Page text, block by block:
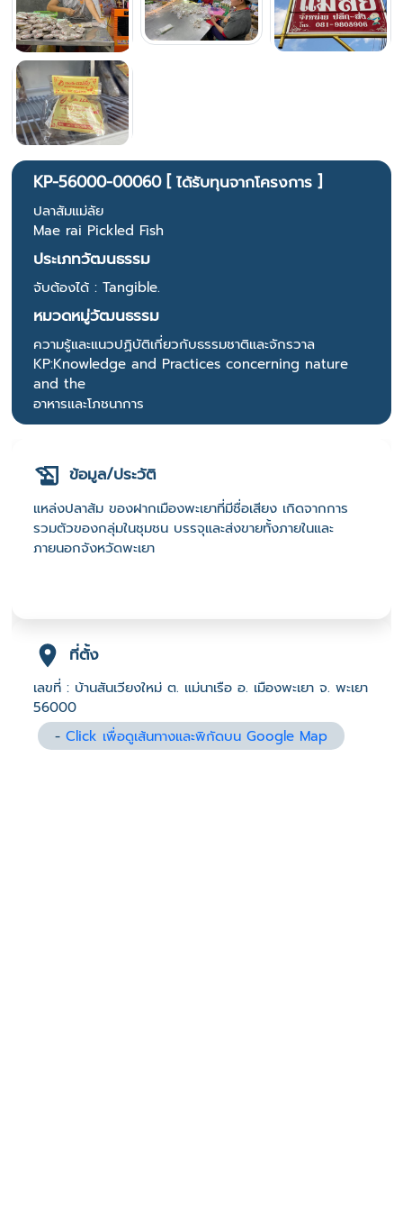
KP-56000-00060 [ ได้รับทุนจากโครงการ ]
ปลาสัมแม่ลัย
Mae rai Pickled Fish
ประเภทวัฒนธรรม
จับต้องได้ : Tangible.
หมวดหมู่วัฒนธรรม
ความรู้และแนวปฏิบัติเกี่ยวกับธรรมชาติและจักรวาล
KP:Knowledge and Practices concerning nature
and the
อาหารและโภชนาการ
ข้อมูล/ประวัติ
แหล่งปลาส้ม ของฝากเมืองพะเยาที่มีชื่อเสียง เกิดจากการ
รวมตัวของกลุ่มในชุมชน บรรจุและส่งขายทั้งภายในและ
ภายนอกจังหวัดพะเยา
ที่ตั้ง
เลขที่ : บ้านสันเวียงใหม่ ต. แม่นาเรือ อ. เมืองพะเยา จ. พะเยา
56000
-Click เพื่อดูเส้นทางและพิกัดบน Google Map